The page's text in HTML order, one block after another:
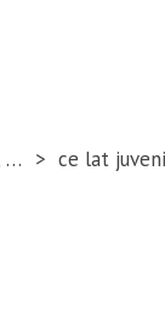
narón 2022 - grandslam std, lat and ce lat ce lat